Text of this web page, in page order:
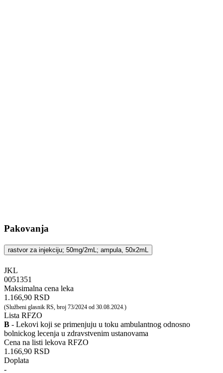
Pakovanja
rastvor za injekciju; 50mg/2mL; ampula, 50x2mL
JKL
‍0051351
Maksimalna cena leka
1.166,90 RSD
(Službeni glasnik RS, broj 73/2024 od 30.08.2024.)
Lista RFZO
B - Lekovi koji se primenjuju u toku ambulantnog odnosno
bolnickog lecenja u zdravstvenim ustanovama
Cena na listi lekova RFZO
1.166,90 RSD
Doplata
-